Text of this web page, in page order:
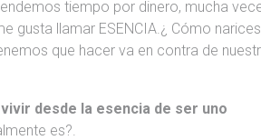
tiempo por dinero, mucha
gusta llamar ESENCIA.¿ Cómo narices
que hacer va en contra de
desde la esencia de ser uno
es?.